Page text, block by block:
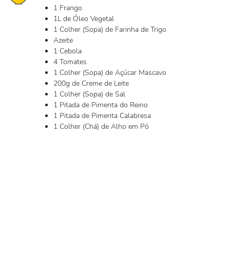
1 Frango
1L de Óleo Vegetal
1 Colher (Sopa) de Farinha de Trigo
Azeite
1 Cebola
4 Tomates
1 Colher (Sopa) de Açúcar Mascavo
200g de Creme de Leite
1 Colher (Sopa) de Sal
1 Pitada de Pimenta do Reino
1 Pitada de Pimenta Calabresa
1 Colher (Chá) de Alho em Pó